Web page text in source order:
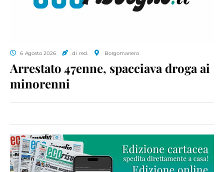
6 Agosto 2026 di red. Borgomanero
Arrestato 47enne, spacciava droga ai
minorenni